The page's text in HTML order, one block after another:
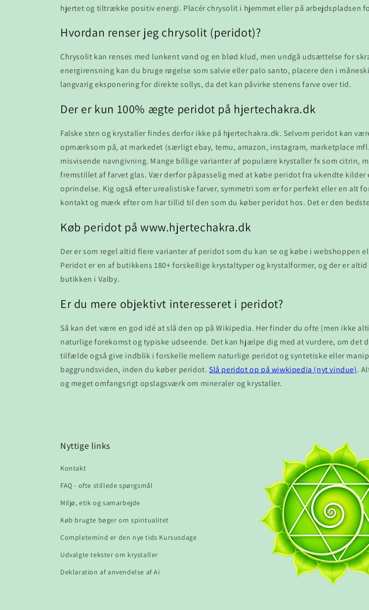
hjertet og tiltrække positiv energi. Placér chrysolit i hjemmet eller på arbejdspladsen
Hvordan renser jeg chrysolit (peridot)?
Chrysolit kan renses med lunkent vand og en blød klud, men undgå udsættelse for
energirensning kan du bruge røgelse som salvie eller palo santo, placere den i
langvarig eksponering for direkte sollys, da det kan påvirke stenens farve over tid.
Der er kun 100% ægte peridot på hjertechakra.dk
Falske sten og krystaller findes derfor ikke på hjertechakra.dk. Selvom peridot kan
opmærksom på, at markedet (særligt ebay, temu, amazon, instagram, marketplace
misvisende navngivning. Mange billige varianter af populære krystaller fx som citrin,
fremstillet af farvet glas. Vær derfor påpasselig med at købe peridot fra ukendte
oprindelse. Kig også efter urealistiske farver, symmetri som er for perfekt eller en alt
kontakt og mærk efter om har tillid til den som du køber peridot hos. Det er den
Køb peridot på www.hjertechakra.dk
Der er som regel altid flere varianter af peridot som du kan se og købe i webshoppen
Peridot er en af butikkens 180+ forskellige krystaltyper og krystalformer, og der er
butikken i Valby.
Er du mere objektivt interesseret i peridot?
Så kan det være en god idé at slå den op på Wikipedia. Her finder du ofte (men ikke
naturlige forekomst og typiske udseende. Det kan hjælpe dig med at vurdere, om det
tilfælde også give indblik i forskelle mellem naturlige peridot og syntetiske eller
baggrundsviden, inden du køber peridot. Slå peridot op på wiwkipedia (nyt vindue).
og meget omfangsrigt opslagsværk om mineraler og krystaller.
Nyttige links
Kontakt
FAQ - ofte stillede spørgsmål
Miljø, etik og samarbejde
Køb brugte bøger om spiritualitet
Completemind er den nye tids Kursusdage
Udvalgte tekster om krystaller
Deklaration af anvendelse af Ai